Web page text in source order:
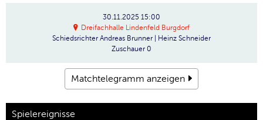
30.11.2025 15:00
Dreifachhalle Lindenfeld Burgdorf
Schiedsrichter Andreas Brunner | Heinz Schneider
Zuschauer 0
Matchtelegramm anzeigen
Spielereignisse